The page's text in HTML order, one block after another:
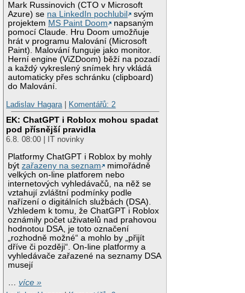
Mark Russinovich (CTO v Microsoft
Azure) se na LinkedIn pochlubil
svým
projektem MS Paint Doom
napsaným
pomocí Claude. Hru Doom umožňuje
hrát v programu Malování (Microsoft
Paint). Malování funguje jako monitor.
Herní engine (ViZDoom) běží na pozadí
a každý vykreslený snímek hry vkládá
automaticky přes schránku (clipboard)
do Malování.
Ladislav Hagara
Komentářů: 2
EK: ChatGPT i Roblox mohou spadat
pod přísnější pravidla
6.8. 08:00 | IT novinky
Platformy ChatGPT i Roblox by mohly
býtzařazeny na seznam
mimořádně
velkých on-line platforem nebo
internetových vyhledávačů, na něž se
vztahují zvláštní podmínky podle
nařízení o digitálních službách (DSA).
Vzhledem k tomu, že ChatGPT i Roblox
oznámily počet uživatelů nad prahovou
hodnotou DSA, je toto označení
„rozhodně možné“ a mohlo by „přijít
dříve či později“. On-line platformy a
vyhledávače zařazené na seznamy DSA
musejí
…více »